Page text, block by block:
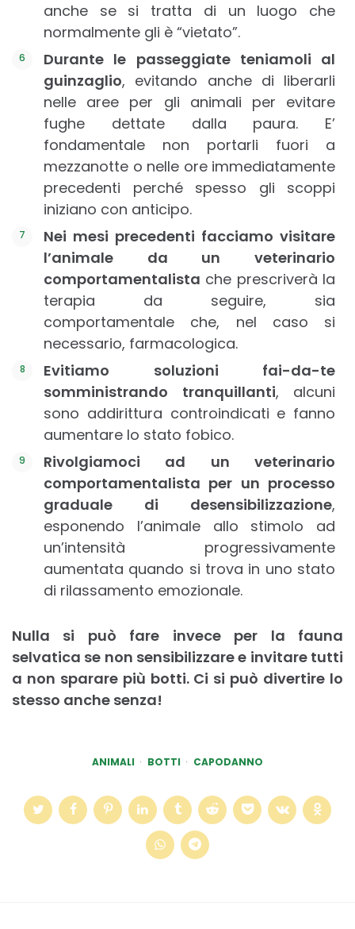
anche se si tratta di un luogo che
normalmente gli è “vietato”.
Durante le passeggiate teniamoli al
guinzaglio, evitando anche di liberarli
nelle aree per gli animali per evitare
fughe dettate dalla paura. E’
fondamentale non portarli fuori a
mezzanotte o nelle ore immediatamente
precedenti perché spesso gli scoppi
iniziano con anticipo.
Nei mesi precedenti facciamo visitare
l’animale da un veterinario
comportamentalista che prescriverà la
terapia da seguire, sia
comportamentale che, nel caso si
necessario, farmacologica.
Evitiamo soluzioni fai-da-te
somministrando tranquillanti, alcuni
sono addirittura controindicati e fanno
aumentare lo stato fobico.
Rivolgiamoci ad un veterinario
comportamentalista per un processo
graduale di desensibilizzazione,
esponendo l’animale allo stimolo ad
un’intensità progressivamente
aumentata quando si trova in uno stato
di rilassamento emozionale.
Nulla si può fare invece per la fauna
selvatica se non sensibilizzare e invitare tutti
a non sparare più botti. Ci si può divertire lo
stesso anche senza!
ANIMALI BOTTI CAPODANNO